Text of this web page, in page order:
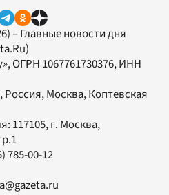
– Главные новости дня
, ОГРН 1067761730376, ИНН
Россия, Москва, Коптевская
117105, г. Москва,
785-00-12